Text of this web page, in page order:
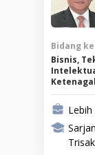
Bidang
Bisnis,